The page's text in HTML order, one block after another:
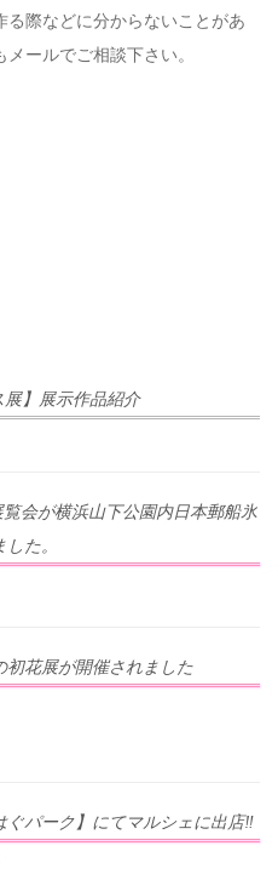
際などに分からないことがあ
ールでご相談下さい。
】展示作品紹介
会が横浜山下公園内日本郵船氷
た。
初花展が開催されました
ぐパーク】にてマルシェに出店‼︎